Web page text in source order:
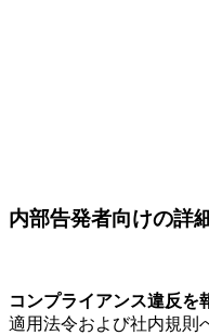
内部告発者向けの詳
コンプライアンス違反を
適用法令および社内規則